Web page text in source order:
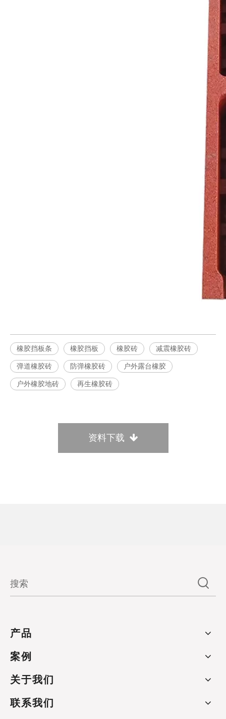
橡胶挡板条 橡胶挡板 橡胶砖 减震橡胶砖
弹道橡胶砖 防弹橡胶砖 户外露台橡胶
户外橡胶地砖 再生橡胶砖
资料下载
产品
案例
关于我们
联系我们